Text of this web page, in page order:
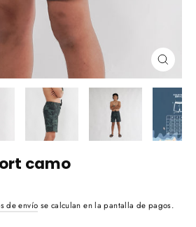
(esc)
camo
de envío se calculan en la pantalla de pagos.